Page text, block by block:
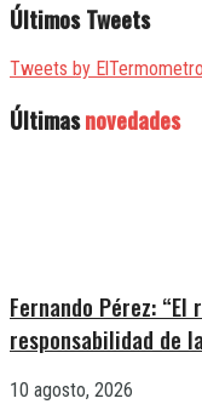
Últimos Tweets
Tweets by ElTermometro_
Últimasnovedades
Fernando Pérez:
responsabilidad de
10 agosto, 2026